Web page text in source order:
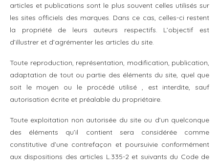
articles et publications sont le plus souvent celles utilisés sur
les sites officiels des marques. Dans ce cas, celles-ci restent
la propriété de leurs auteurs respectifs. L’objectif est
d’illustrer et d’agrémenter les articles du site.
Toute reproduction, représentation, modification, publication,
adaptation de tout ou partie des éléments du site, quel que
soit le moyen ou le procédé utilisé , est interdite, sauf
autorisation écrite et préalable du propriétaire.
Toute exploitation non autorisée du site ou d’un quelconque
des éléments qu’il contient sera considérée comme
constitutive d’une contrefaçon et poursuivie conformément
aux dispositions des articles L.335-2 et suivants du Code de